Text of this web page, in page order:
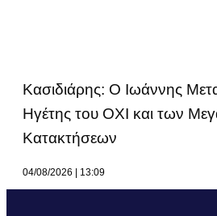
Κασιδιάρης: Ο Ιωάννης
Ηγέτης του ΟΧΙ και των
Κατακτήσεων
04/08/2026 13:09